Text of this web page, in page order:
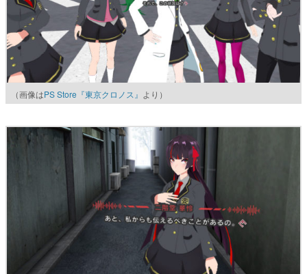
（画像はPS Store『東京クロノス』 より）